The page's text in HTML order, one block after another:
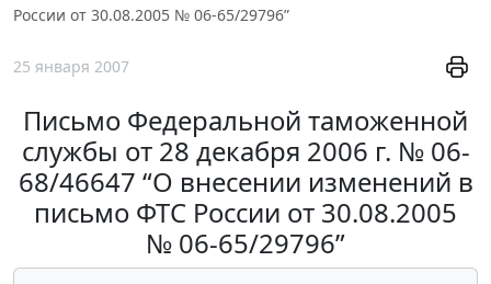
России от 30.08.2005 № 06-65/29796”
25 января 2007
Письмо Федеральной таможенной
службы от 28 декабря 2006 г. № 06-
68/46647 “О внесении изменений в
письмо ФТС России от 30.08.2005
№ 06-65/29796”